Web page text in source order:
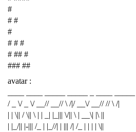
#
# #
#
# # #
# ## #
### ##
avatar :
/ _ \/ _ \/ __// __// \ /|/ __\/ __// // \ /|
| | \|| / \|| \ | | _| |_||| \/|| \ | __\| |\ ||
| |_/|| |-||| /_ | |_//| | ||| /| /_ | | | | \||